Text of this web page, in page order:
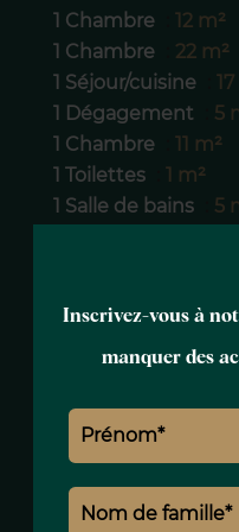
Inscrivez-vous à
manquer des
1 Chambre
12 m²
1 Chambre
22 m²
1 Séjour/cuisine
1 Dégagement
5
1 Chambre
11 m²
1 Toilettes
1 m²
1 Salle de bains
5
Ascenseur
Cheminée